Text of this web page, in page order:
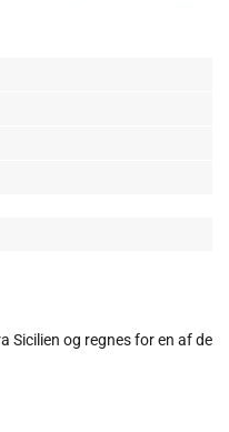
Sicilien og regnes for en af de